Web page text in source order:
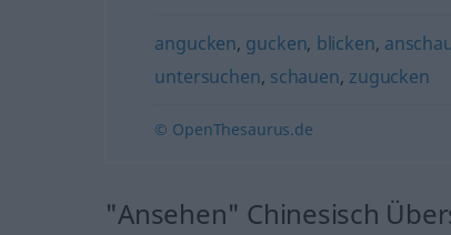
angucken, gucken, blicken,
untersuchen, schauen, zugucken
© OpenThesaurus.de
"Ansehen" Chinesisch